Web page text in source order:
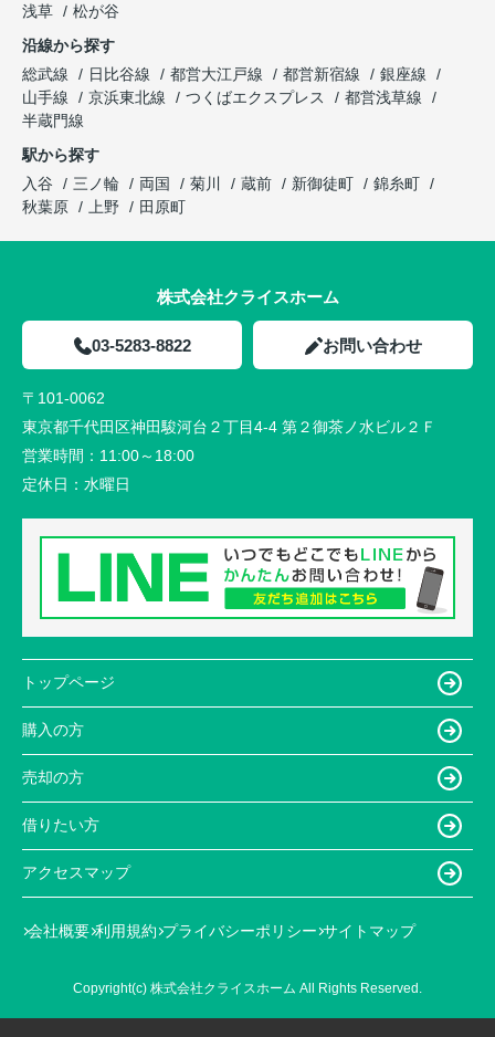
浅草
松が谷
沿線から探す
総武線
日比谷線 都営大江戸線 都営新宿線
銀座線
山手線
京浜東北線 つくばエクスプレス
都営浅草線
半蔵門線
駅から探す
入谷
三ノ輪 両国 菊川 蔵前 新御徒町
錦糸町
秋葉原
上野 田原町
株式会社クライスホーム
03-5283-8822 お問い合わせ
〒101-0062
東京都千代田区神田駿河台２丁目4-4 第２御茶ノ水ビル２Ｆ
営業時間： 11:00～18:00
定休日： 水曜日
トップページ
購入の方
売却の方
借りたい方
アクセスマップ
会社概要 利用規約 プライバシーポリシー サイトマップ
Copyright(c) 株式会社クライスホーム All Rights Reserved.